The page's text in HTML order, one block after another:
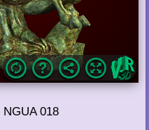
NGUA 018